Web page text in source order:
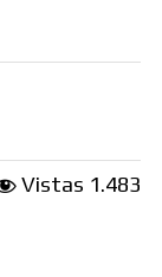
Vistas 1.483